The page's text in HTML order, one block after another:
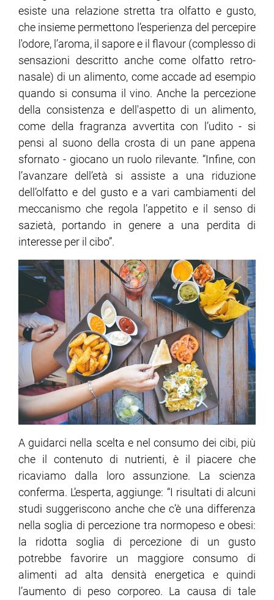
esiste una relazione stretta tra olfatto e gusto,
che insieme permettono l’esperienza del percepire
l'odore, l’aroma, il sapore e il flavour (complesso di
sensazioni descritto anche come olfatto retro-
nasale) di un alimento, come accade ad esempio
quando si consuma il vino. Anche la percezione
della consistenza e dell'aspetto di un alimento,
come della fragranza avvertita con l’udito - si
pensi al suono della crosta di un pane appena
sfornato - giocano un ruolo rilevante. “Infine, con
l’avanzare dell’età si assiste a una riduzione
dell’olfatto e del gusto e a vari cambiamenti del
meccanismo che regola l’appetito e il senso di
sazietà, portando in genere a una perdita di
interesse per il cibo”.
A guidarci nella scelta e nel consumo dei cibi, più
che il contenuto di nutrienti, è il piacere che
ricaviamo dalla loro assunzione. La scienza
conferma. L’esperta, aggiunge: “I risultati di alcuni
studi suggeriscono anche che c’è una differenza
nella soglia di percezione tra normopeso e obesi:
la ridotta soglia di percezione di un gusto
potrebbe favorire un maggiore consumo di
alimenti ad alta densità energetica e quindi
l’aumento di peso corporeo. La causa di tale